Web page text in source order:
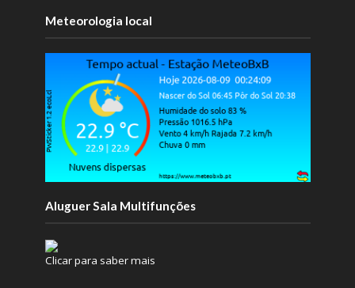
Meteorologia local
Aluguer Sala Multifunções
Clicar para saber mais